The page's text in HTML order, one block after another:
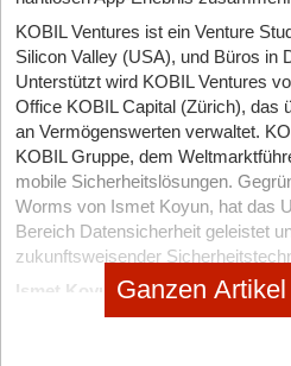
KOBIL Ventures ist ein Venture
Silicon Valley (USA), und Büros in
Unterstützt wird KOBIL Ventures
Office KOBIL Capital (Zürich), das
an Vermögenswerten verwaltet.
KOBIL Gruppe, dem
mobile Sicherheitslösungen.
Worms von Ismet Koyun, hat das
Bereich Datensicherheit geleistet
zukunftsweisender
Ismet Koyun, Gründer und CEO
haben über 100 Millionen US-
Ganzen